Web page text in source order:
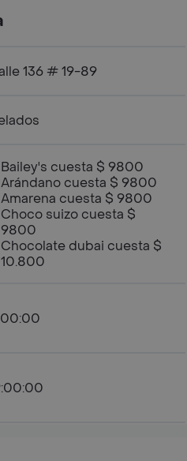
136 # 19-89
Bailey's cuesta $ 9800
Arándano cuesta $ 9800
Amarena cuesta $ 9800
Choco suizo cuesta $
9800
Chocolate dubai cuesta $
10.800